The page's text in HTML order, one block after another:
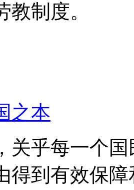
制度。
之本
关乎每一个
得到有效保